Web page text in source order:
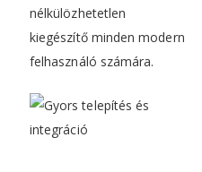
nélkülözhetetlen
kiegészítő minden modern
felhasználó számára.